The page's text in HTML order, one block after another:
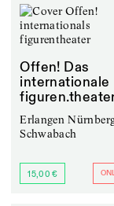
Offen! Das
internationale
Erlangen
Schwabach
15,00 €